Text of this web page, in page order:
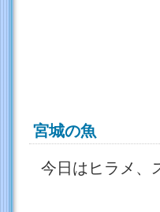
宮城の魚
今日はヒラメ、